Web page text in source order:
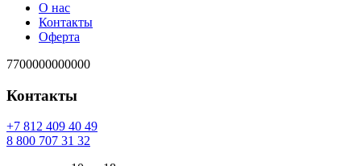
О нас
Контакты
Оферта
7700000000000
Контакты
94 04 904 218 7+
23 13 707 008 8